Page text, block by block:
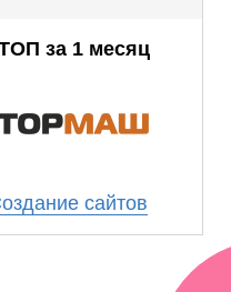
время заказать
Сайт».
за 1 месяц
сайтов